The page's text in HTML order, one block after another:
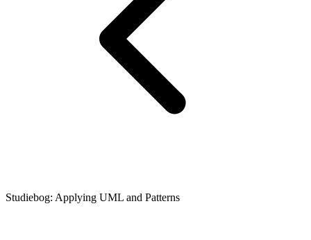
Studiebog: Applying UML and Patterns